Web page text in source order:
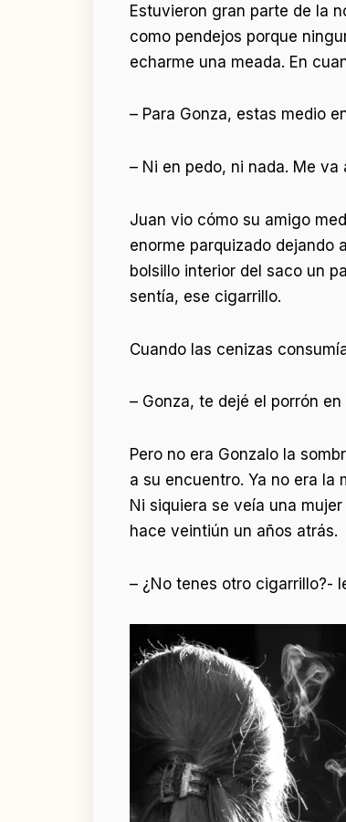
Estuvieron gran parte de la
como pendejos porque
echarme una meada. En
– Para Gonza, estas medio
– Ni en pedo, ni nada. Me
Juan vio cómo su amigo
enorme parquizado dejando
bolsillo interior del saco un
sentía, ese cigarrillo.
Cuando las cenizas
– Gonza, te dejé el porrón
Pero no era Gonzalo la
a su encuentro. Ya no era la
Ni siquiera se veía una
hace veintiún un años atrás.
– ¿No tenes otro cigarrillo?-